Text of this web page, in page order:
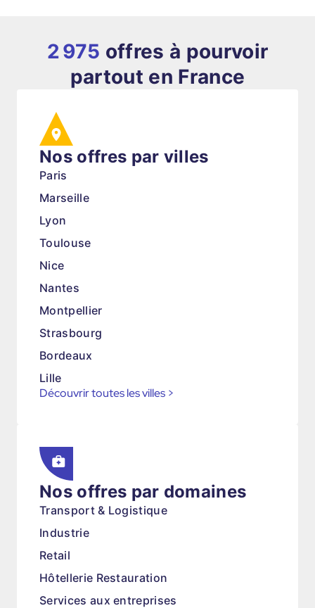
2 975 offres à pourvoir
partout en France
Nos offres par villes
Paris
Marseille
Lyon
Toulouse
Nice
Nantes
Montpellier
Strasbourg
Bordeaux
Lille
Découvrir toutes les villes >
Nos offres par domaines
Transport & Logistique
Industrie
Retail
Hôtellerie Restauration
Services aux entreprises